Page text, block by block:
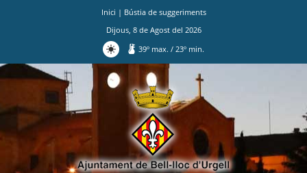
Inici | Bústia de suggeriments
Dijous, 8de Agostdel 2026
39º max./ 23º min.